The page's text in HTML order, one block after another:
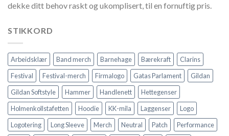
dekke ditt behov raskt og ukomplisert, til en fornuftig pris.
STIKKORD
Arbeidsklær Band merch Barnehage Bærekraft
Clarins
Festival
Festival-merch Firmalogo Gatas Parlament
Gildan
Gildan Softstyle
Hammer Handlenett
Hettegenser
Holmenkollstafetten
Hoodie KK-mila Laggenser
Logo
Logotering
Long Sleeve Merch Neutral Patch
Performance